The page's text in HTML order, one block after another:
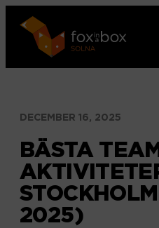
Hoppa
innehåll
DECEMBER 16, 2025
BÄSTA
2025)